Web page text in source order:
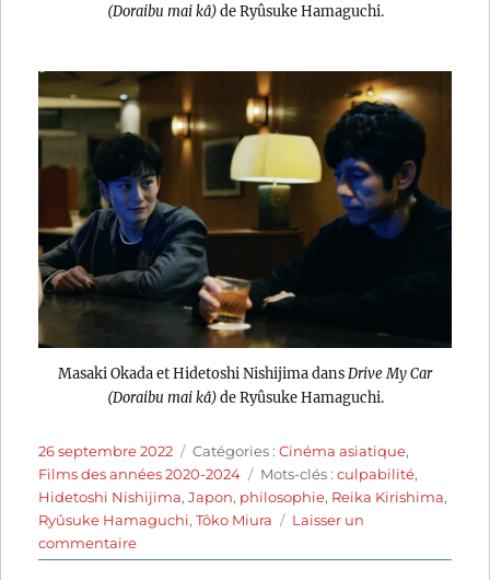
(Doraibu mai kâ)de Ryûsuke Hamaguchi.
Masaki Okada et Hidetoshi Nishijima dansDrive My Car
(Doraibu mai kâ)de Ryûsuke Hamaguchi.
Publié
le
26 septembre 2022 Catégories
Catégories :Cinéma asiatique,
Films des années 2020-2024
Étiquettes
Mots-clés :culpabilité,
Hidetoshi Nishijima,Japon, philosophie, Reika Kirishima,
Ryûsuke Hamaguchi,Tôko Miura
Laisser un
commentairesur
Drive